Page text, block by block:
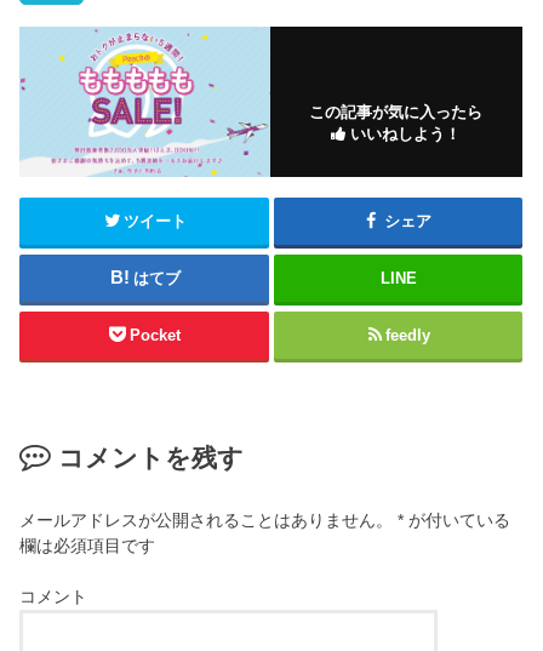
この記事が気に入ったら
いいねしよう！
ツイート シェア
はてブ LINE
Pocket feedly
コメントを残す
メールアドレスが公開されることはありません。 * が付いている
欄は必須項目です
コメント